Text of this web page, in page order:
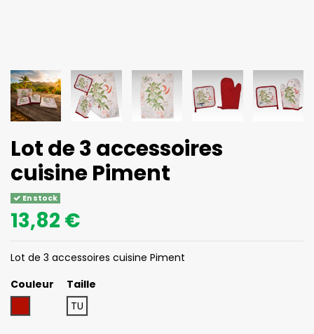
Lot de 3 accessoires
cuisine Piment
En stock
13,82 €
Lot de 3 accessoires cuisine Piment
Couleur
Taille
TU